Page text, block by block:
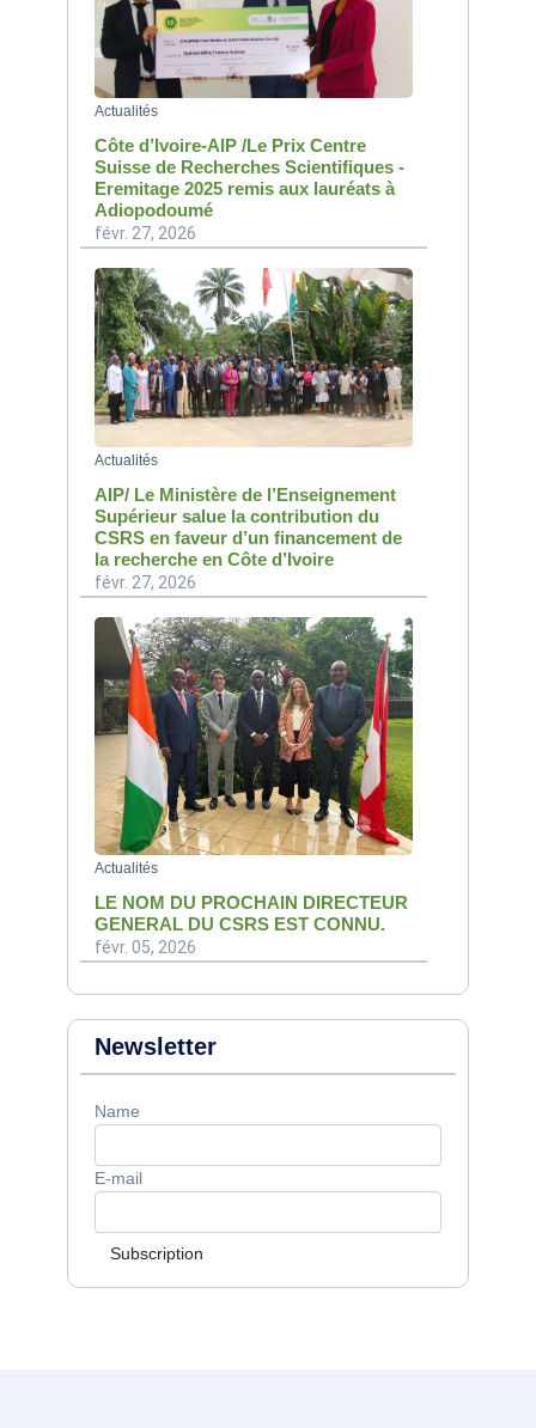
Actualités
Côte d’Ivoire-AIP /Le Prix Centre
Suisse de Recherches Scientifiques -
Eremitage 2025 remis aux lauréats à
Adiopodoumé
févr. 27, 2026
Actualités
AIP/ Le Ministère de l’Enseignement
Supérieur salue la contribution du
CSRS en faveur d’un financement de
la recherche en Côte d’Ivoire
févr. 27, 2026
Actualités
LE NOM DU PROCHAIN DIRECTEUR
GENERAL DU CSRS EST CONNU.
févr. 05, 2026
Newsletter
Name
E-mail
Subscription